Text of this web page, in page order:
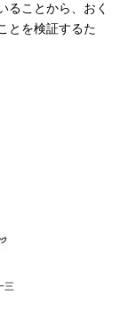
ることから、おく
とを検証するた
三